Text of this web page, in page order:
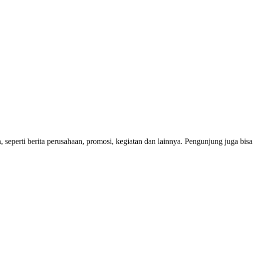
berita perusahaan, promosi, kegiatan dan lainnya. Pengunjung juga bisa